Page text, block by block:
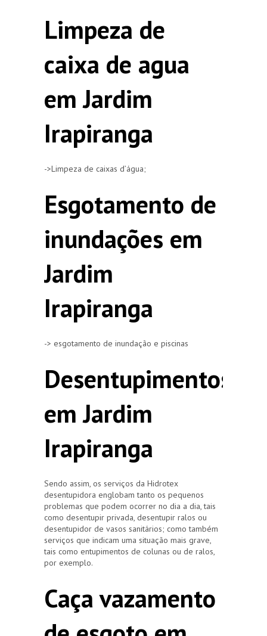
Limpeza de
caixa de agua
em Jardim
Irapiranga
->Limpeza de caixas d’água;
Esgotamento de
inundações em
Jardim
Irapiranga
-> esgotamento de inundação e piscinas
Desentupimentos
em Jardim
Irapiranga
Sendo assim, os serviços da Hidrotex
desentupidora englobam tanto os pequenos
problemas que podem ocorrer no dia a dia, tais
como desentupir privada, desentupir ralos ou
desentupidor de vasos sanitários; como também
serviços que indicam uma situação mais grave,
tais como entupimentos de colunas ou de ralos,
por exemplo.
Caça vazamento